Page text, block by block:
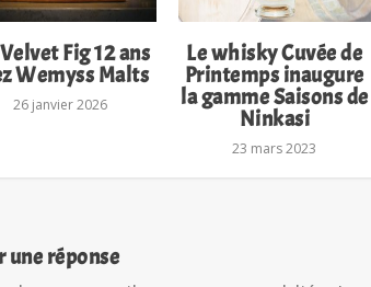
Fig 12 ans
Wemyss Malts
26 janvier 2026
Le whisky Cuvée de
Printemps inaugure
la gamme Saisons de
Ninkasi
23 mars 2023
une réponse